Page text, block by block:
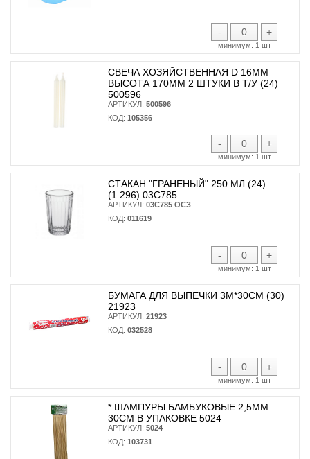
- +
минимум: 1 шт
СВЕЧА ХОЗЯЙСТВЕННАЯ D 16ММ
ВЫСОТА 170ММ 2 ШТУКИ В Т/У (24)
500596
АРТИКУЛ: 500596
КОД: 105356
- +
минимум: 1 шт
СТАКАН "ГРАНЕНЫЙ" 250 МЛ (24)
(1 296) 03С785
АРТИКУЛ: 03С785 ОСЗ
КОД: 011619
- +
минимум: 1 шт
БУМАГА ДЛЯ ВЫПЕЧКИ 3М*30СМ (30)
21923
АРТИКУЛ: 21923
КОД: 032528
- +
минимум: 1 шт
* ШАМПУРЫ БАМБУКОВЫЕ 2,5ММ
30СМ В УПАКОВКЕ 5024
АРТИКУЛ: 5024
КОД: 103731